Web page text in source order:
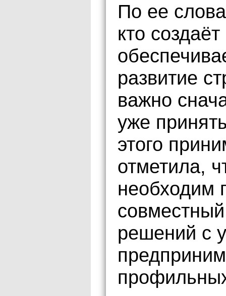
По ее
кто
развитие
важно
уже
этого
отметила,
необходим
решений с